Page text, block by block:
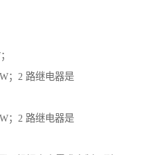
；2 路继电器是
；2 路继电器是